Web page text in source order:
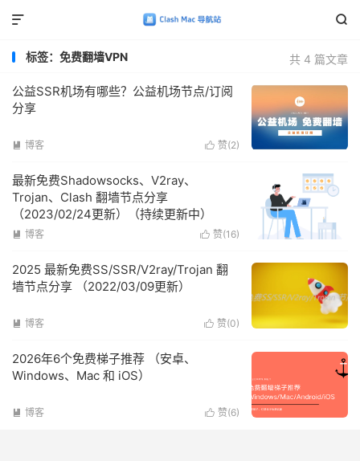


共 4 篇文章
标签：免费翻墙VPN
公益SSR机场有哪些？公益机场节点/订阅
分享
 赞(2)
 博客
最新免费Shadowsocks、V2ray、
Trojan、Clash 翻墙节点分享
（2023/02/24更新）（持续更新中）
 赞(16)
 博客
2025 最新免费SS/SSR/V2ray/Trojan 翻
墙节点分享 （2022/03/09更新）
 赞(0)
 博客
2026年6个免费梯子推荐 （安卓、
Windows、Mac 和 iOS）
 赞(6)
 博客